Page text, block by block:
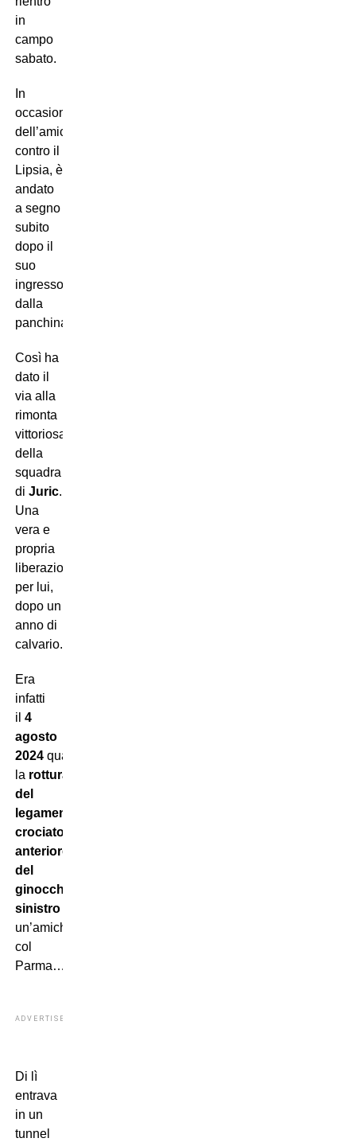
in
campo
sabato.
In
occasione
dell’amichevole
contro il
Lipsia, è
andato
a segno
subito
dopo il
suo
ingresso
dalla
panchina!
Così ha
dato il
via alla
rimonta
vittoriosa
della
squadra
di Juric.
Una
vera e
propria
liberazione
per lui,
dopo un
anno di
calvario.
Era
infatti
il 4
agosto
2024quando subiva
la rottura
del
legamento
crociato
anteriore
del
ginocchio
sinistrodurante
un’amichevole
col
Parma…
ADVERTISEMENT
Di lì
entrava
in un
tunnel